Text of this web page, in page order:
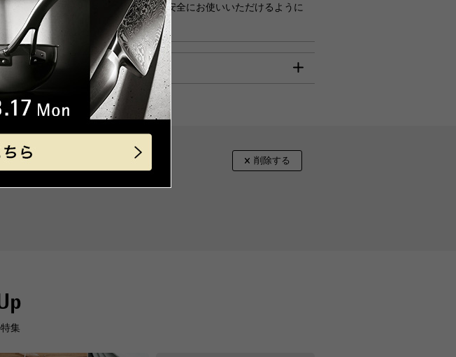
迷惑をお掛けいたしますが、何卒ご了承賜りますようお願い申
上げます。
北陸・中部・関西
中国・四国 930円
九州 1,100円
沖縄 1,980円
海外への発送は行っておりません。
「コンパクト便」の送料はこちら。
支払方法
キャッシュレス決済
コンビニ決済
切り、パイ切りにお使いください。安全にお使いいただけるように
イフ部分にはガード付き。*食洗機対応
の仕様
製品サイズ（寸法）
外寸 (mm:)200
外寸取っ手込 (mm):65
高さ本体のみ(mm):15
製品重量（ｇ）:102.5
Item
集